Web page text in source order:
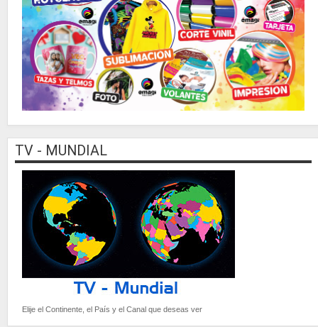
TV - MUNDIAL
Elije el Continente, el País y el Canal que deseas ver